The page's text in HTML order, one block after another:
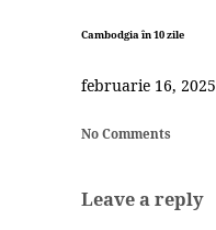
Cambodgia în 10 zile
februarie 16, 2025
No Comments
Leave a reply